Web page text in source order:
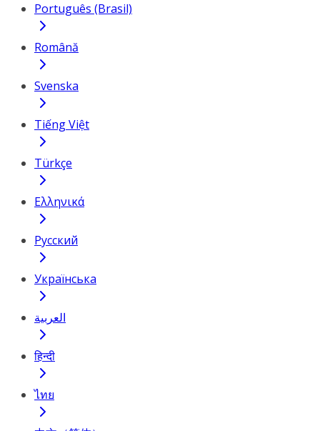
Português (Brasil)
Română
Svenska
Tiếng Việt
Türkçe
Ελληνικά
Русский
Українська
العربية
हिन्दी
ไทย